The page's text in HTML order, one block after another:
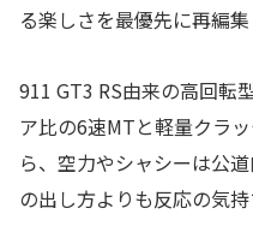
る楽しさを最優先に再編集
911 GT3 RS由来の高回転
ア比の6速MTと軽量クラ
ら、空力やシャシーは公
の出し方よりも反応の気